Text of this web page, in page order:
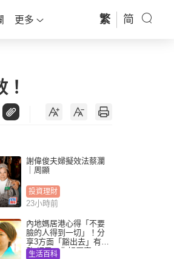
更多 繁 简
謝偉俊夫婦擬效法蔡瀾
｜周顯
投資理財
23小時前
內地媽居港心得「不要
臉的人得到一切」！分
享3方面「豁出去」有著
數 網民：你好厲害
生活百科